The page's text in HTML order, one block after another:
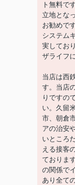
ト無料で
立地とな
お勧めで
システム
実してお
ザライフ
当店は西
す。当店
りですの
い。久留
市、朝倉
アの治安
いところ
える接客
ておりま
の関係で
あり全て